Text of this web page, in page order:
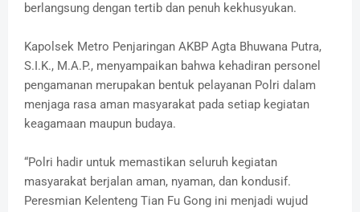
berlangsung dengan tertib dan penuh kekhusyukan.
Kapolsek Metro Penjaringan AKBP Agta Bhuwana Putra,
S.I.K., M.A.P., menyampaikan bahwa kehadiran personel
pengamanan merupakan bentuk pelayanan Polri dalam
menjaga rasa aman masyarakat pada setiap kegiatan
keagamaan maupun budaya.
“Polri hadir untuk memastikan seluruh kegiatan
masyarakat berjalan aman, nyaman, dan kondusif.
Peresmian Kelenteng Tian Fu Gong ini menjadi wujud